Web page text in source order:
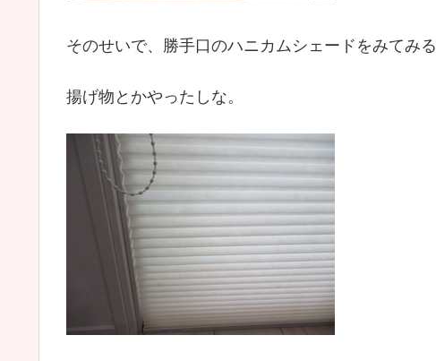
そのせいで、勝手口のハニカムシェードをみてみ
揚げ物とかやったしな。